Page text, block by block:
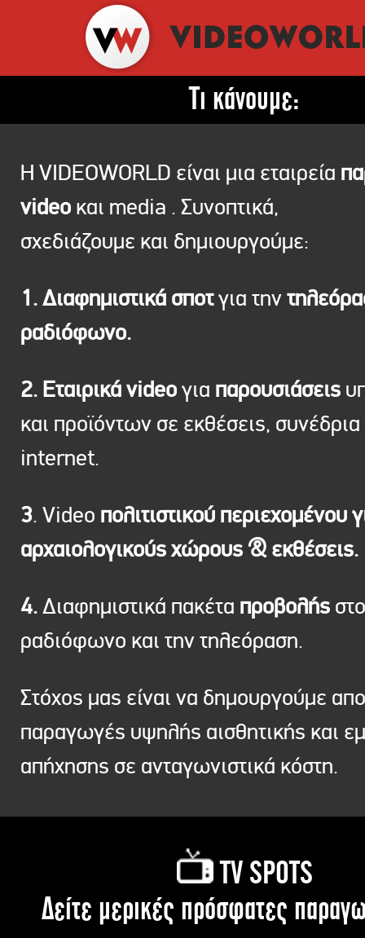
Τι κάνουμε:
Η VIDEOWORLD είναι μια εταιρεία
video και media . Συνοπτικά,
σχεδιάζουμε και δημιουργούμε:
1. Διαφημιστικά σποτγια την
ραδιόφωνο.
2. Εταιρικά videoγια παρουσιάσεις
και προϊόντων σε εκθέσεις, συνέδρια
internet.
3. Video πολιτιστικού περιεχομένου
αρχαιολογικούς χώρους & εκθέσεις.
4.Διαφημιστικά πακέτα προβολής στο
ραδιόφωνο και την τηλεόραση.
Στόχος μας είναι να δημουργούμε
παραγωγές υψηλής αισθητικής και
απήχησης σε ανταγωνιστικά κόστη.
TV SPOTS
Δείτε μερικές πρόσφατες